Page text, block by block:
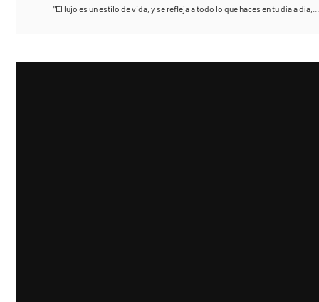
"El lujo es un estilo de vida, y se refleja a todo lo que haces en tu día a